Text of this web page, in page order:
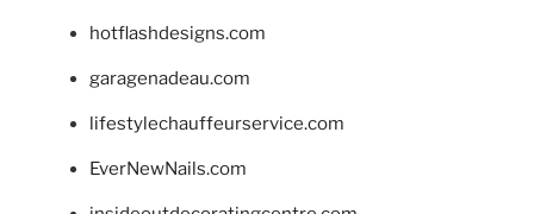
hotflashdesigns.com
garagenadeau.com
lifestylechauffeurservice.com
EverNewNails.com